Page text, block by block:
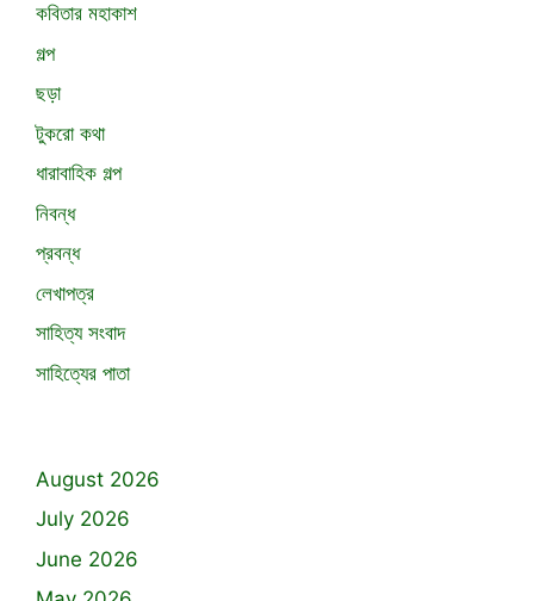
কবিতার মহাকাশ
গল্প
ছড়া
টুকরো কথা
ধারাবাহিক গল্প
নিবন্ধ
প্রবন্ধ
লেখাপত্র
সাহিত্য সংবাদ
সাহিত্যের পাতা
August 2026
July 2026
June 2026